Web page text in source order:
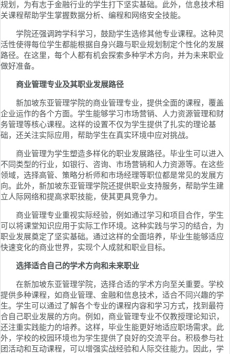
规划，为有志于金融行业的学生打下坚实基础。此外，信息技术相
关课程帮助学生掌握数据分析、编程和网络安全技能。
学院还强调跨学科学习，鼓励学生选修其他专业课程。这种灵
活性使得每位学生都能根据自身兴趣与职业规划制定个性化的发展
路径。在这里，每个人都有机会探索多种学术方向，并为未来职业
做好准备。
商业管理专业及其职业发展路径
新加坡东亚管理学院的商业管理专业，提供全面的课程，覆盖
企业运作的各个方面。学生能够学习市场营销、人力资源管理和财
务管理等核心课程。这样的设置不仅为学生提供了扎实的理论基
础，还关注实际应用，帮助学生在真实环境中应对挑战。
商业管理为学生塑造多样化的职业发展路径。毕业生可以进入
不同类型的行业，如银行、咨询、市场营销和人力资源等。在这些
领域，选择高管、策略分析师和市场经理等职位都是常见的发展方
向。此外，新加坡东亚管理学院还提供职业支持服务，帮助学生建
立人际网络和提高求职技能，使其更具竞争力。
商业管理专业重视实际经验，例如通过学习和项目合作，学生
可以将课堂知识应用于实际工作环境。这种实践与学习的结合，为
职业发展奠定了坚实基础。通过这样的全面培养，毕业生能够适应
快速变化的商业世界，实现个人成就和职业目标。
选择适合自己的学术方向和未来职业
在新加坡东亚管理学院，选择合适的学术方向至关重要。学校
提供多种课程，如商业管理、金融和信息技术，适合不同兴趣的学
生。学生可以通过了解各个专业的课程内容和学习方式，找到最符
合自己职业发展的方向。例如，商业管理专业不仅教授理论知识，
还注重实践能力的培养。这样，毕业生能更好地适应职场需求。此
外，学校的校园环境也为学生提供了良好的交流平台。积极参与社
团活动和互动课程，可以增强实战经验和人际交往能力。因此，学